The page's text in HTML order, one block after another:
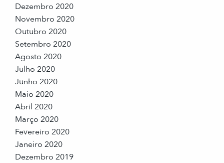
Dezembro 2020
Novembro 2020
Outubro 2020
Setembro 2020
Agosto 2020
Julho 2020
Junho 2020
Maio 2020
Abril 2020
Março 2020
Fevereiro 2020
Janeiro 2020
Dezembro 2019